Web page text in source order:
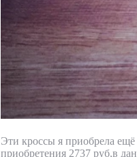
Эти кроссы я приобрела
приобретения 2737 руб,в